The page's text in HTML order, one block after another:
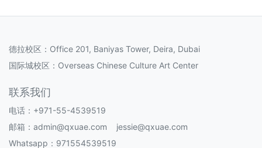
德拉校区：Office 201, Baniyas Tower, Deira, Dubai
国际城校区：Overseas Chinese Culture Art Center
联系我们
电话：+971-55-4539519
邮箱：admin@qxuae.com jessie@qxuae.com
Whatsapp：971554539519